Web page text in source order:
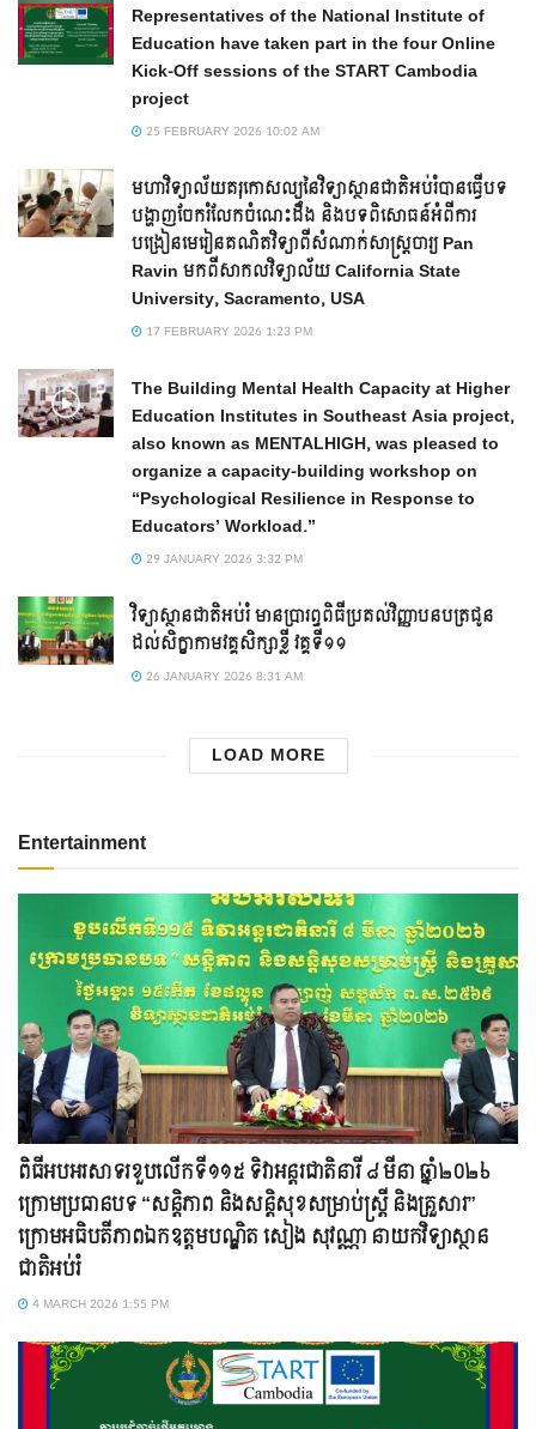
Representatives of the National Institute of
Education have taken part in the four Online
Kick-Off sessions of the START Cambodia
project
25 FEBRUARY 2026 10:02 AM
មហាវិទ្យាល័យគរុកោសល្យនៃវិទ្យាស្ថានជាតិអប់រំបានធ្វើបទ
បង្ហាញចែករំលែកចំណេះដឹង និងបទពិសោធន៍អំពីការ
បង្រៀនមេរៀនគណិតវិទ្យាពីសំណាក់សាស្ត្រចារ្យ Pan
Ravin មកពីសាកលវិទ្យាល័យ California State
University, Sacramento, USA
17 FEBRUARY 2026 1:23 PM
The Building Mental Health Capacity at Higher
Education Institutes in Southeast Asia project,
also known as MENTALHIGH, was pleased to
organize a capacity-building workshop on
“Psychological Resilience in Response to
Educators’ Workload.”
29 JANUARY 2026 3:32 PM
វិទ្យាស្ថានជាតិអប់រំ មានប្រារព្ធពិធីប្រគល់វិញ្ញាបនបត្រជូន
ដល់សិក្ខាកាមវគ្គសិក្សាខ្លី វគ្គទី១១
26 JANUARY 2026 8:31 AM
LOAD MORE
Entertainment
ពិធីអបអរសាទរខួបលើកទី១១៥ ទិវាអន្តរជាតិនារី ៨ មីនា ឆ្នាំ២០២៦
ក្រោមប្រធានបទ “សន្តិភាព និងសន្តិសុខសម្រាប់ស្ត្រី និងគ្រួសារ”
ក្រោមអធិបតីភាពឯកឧត្តមបណ្ឌិត សៀង សុវណ្ណា នាយកវិទ្យាស្ថាន
ជាតិអប់រំ
4 MARCH 2026 1:55 PM